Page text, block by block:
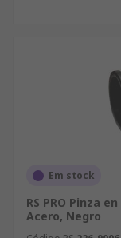
Em stock
RS PRO Pinza
Acero, Negro